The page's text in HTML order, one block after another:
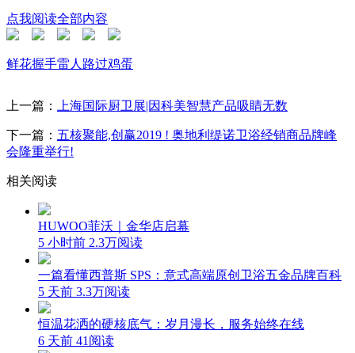
点我阅读全部内容
鲜花握手雷人 路过鸡蛋
上一篇： 上海国际厨卫展|因科美智慧产品吸睛无数
下一篇： 五核聚能,创赢2019 ! 奥地利缇诺卫浴经销商品牌峰
会隆重举行!
相关阅读
HUWOO菲沃｜金华店启幕
5 小时前 2.3万阅读
一篇看懂西普斯 SPS：意式高端原创卫浴五金品牌百科
5 天前 3.3万阅读
恒温花洒的硬核底气：岁月漫长，服务始终在线
6 天前 41阅读